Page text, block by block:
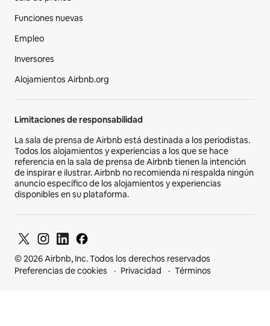
Funciones nuevas
Empleo
Inversores
Alojamientos Airbnb.org
Limitaciones de responsabilidad
La sala de prensa de Airbnb está destinada a los periodistas.
Todos los alojamientos y experiencias a los que se hace
referencia en la sala de prensa de Airbnb tienen la intención
de inspirar e ilustrar. Airbnb no recomienda ni respalda ningún
anuncio específico de los alojamientos y experiencias
disponibles en su plataforma.
© 2026 Airbnb, Inc. Todos los derechos reservados
Preferencias de cookies
Privacidad Términos